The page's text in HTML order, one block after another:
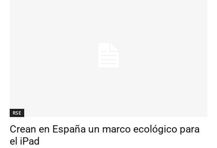
RSE
Crean en España un marco ecológico para
el iPad